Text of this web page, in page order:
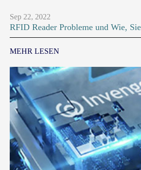
Sep 22, 2022
RFID Reader Probleme und Wie,
MEHR LESEN